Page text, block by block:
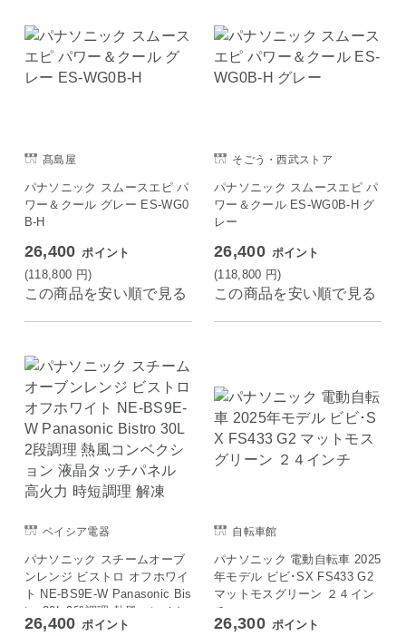
髙島屋
パナソニック スムースエピ パ
ワー＆クール グレー ES-WG0
B-H
26,400 ポイント
(118,800 円)
この商品を安い順で見る
そごう・西武ストア
パナソニック スムースエピ パ
ワー＆クール ES-WG0B-H グ
レー
26,400 ポイント
(118,800 円)
この商品を安い順で見る
ベイシア電器
パナソニック スチームオーブ
ンレンジ ビストロ オフホワイ
ト NE-BS9E-W Panasonic Bis
tro 30L 2段調理 熱風コンベク
ション 液晶タッチパネル 高火
26,400 ポイント
自転車館
パナソニック 電動自転車 2025
年モデル ビビ･SX FS433 G2
マットモスグリーン ２４イン
チ
26,300 ポイント